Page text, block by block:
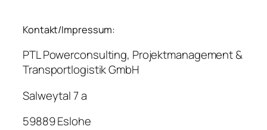
Kontakt/Impressum:
PTL Powerconsulting, Projektmanagement &
Transportlogistik GmbH
Salweytal 7 a
59889 Eslohe